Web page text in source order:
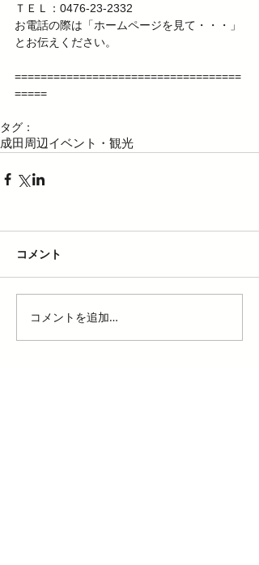
ＴＥＬ：0476-23-2332
お電話の際は「ホームページを見て・・・」
とお伝えください。
===================================
=====
タグ：
成田周辺イベント・観光
コメント
コメントを追加…